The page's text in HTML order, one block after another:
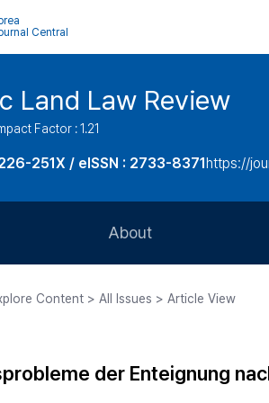
Central
Land Law Review
Factor : 1.21
251X / eISSN : 2733-8371https://
About
Journal Staff
Content > All Issues > Article View
der Enteignung